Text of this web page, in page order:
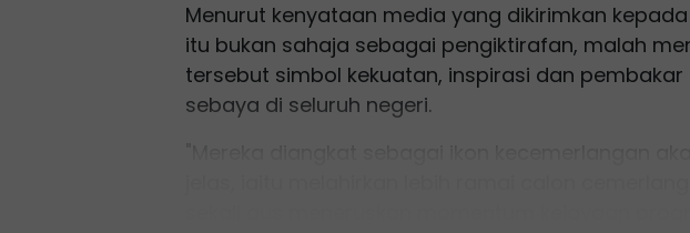
Menurut kenyataan media yang dikirimkan kepada
itu bukan sahaja sebagai pengiktirafan, malah
tersebut simbol kekuatan, inspirasi dan
sebaya di seluruh negeri.